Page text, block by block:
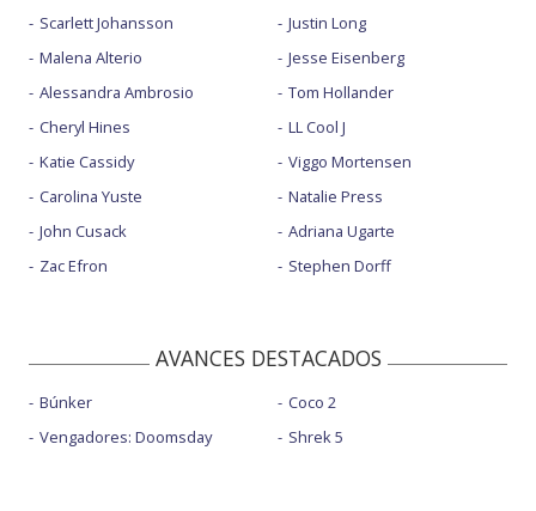
Scarlett Johansson
Malena Alterio
Alessandra Ambrosio
Cheryl Hines
Katie Cassidy
Carolina Yuste
John Cusack
Zac Efron
Justin Long
Jesse Eisenberg
Tom Hollander
LL Cool J
Viggo Mortensen
Natalie Press
Adriana Ugarte
Stephen Dorff
AVANCES DESTACADOS
Búnker
Vengadores: Doomsday
Coco 2
Shrek 5